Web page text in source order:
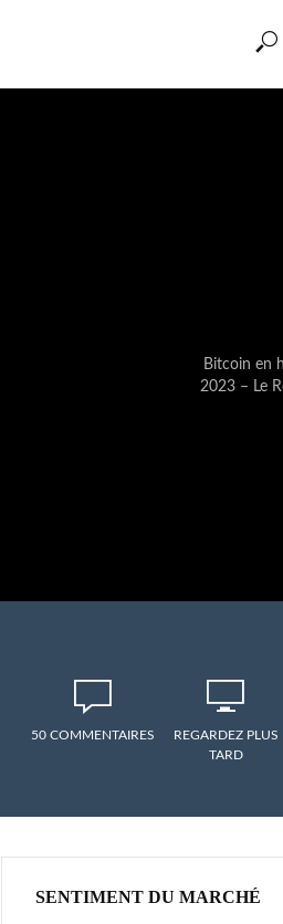
Bitcoin en
2023 – Le
50 COMMENTAIRES
REGARDEZ PLUS
TARD
SENTIMENT DU MARCHÉ